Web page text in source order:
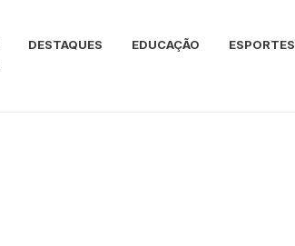
DESTAQUES EDUCAÇÃO ESPORTES